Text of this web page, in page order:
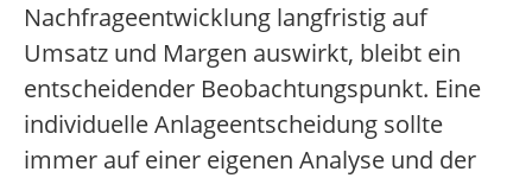
Nachfrageentwicklung langfristig auf
Umsatz und Margen auswirkt, bleibt ein
entscheidender Beobachtungspunkt. Eine
individuelle Anlageentscheidung sollte
immer auf einer eigenen Analyse und der